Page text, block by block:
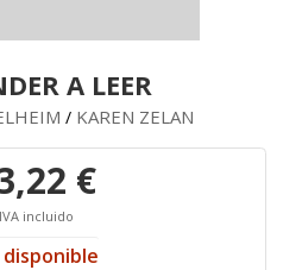
A LEER
/ KAREN ZELAN
€
IVA incluido
disponible